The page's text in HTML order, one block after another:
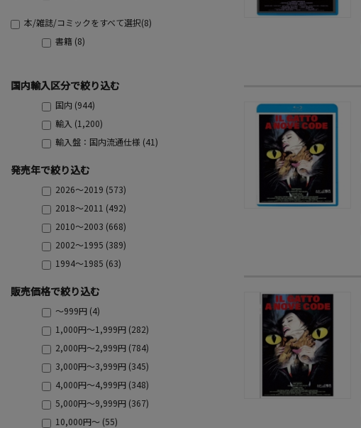
本/雑誌/コミックをすべて選択(8)
書籍 (8)
国内輸入区分で絞り込む
国内 (944)
輸入 (1,200)
輸入盤：国内流通仕様 (41)
発売年で絞り込む
2026～2019 (573)
2018～2011 (492)
2010～2003 (668)
2002～1995 (389)
1994～1985 (63)
販売価格で絞り込む
～999円 (4)
1,000円～1,999円 (282)
2,000円～2,999円 (784)
3,000円～3,999円 (345)
4,000円～4,999円 (348)
5,000円～9,999円 (367)
10,000円～ (55)